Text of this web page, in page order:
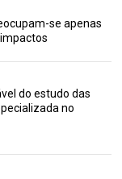
se apenas
do estudo das
no